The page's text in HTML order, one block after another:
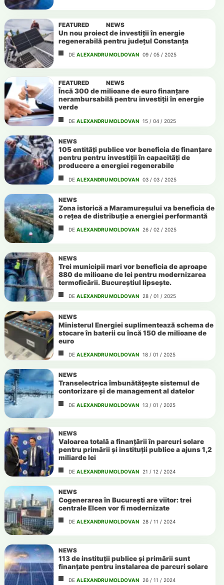
FEATURED NEWS
Un nou proiect de investiții în energie
regenerabilă pentru județul Constanța
DE ALEXANDRU MOLDOVAN 09 / 05 / 2025
FEATURED NEWS
Încă 300 de milioane de euro finanțare
nerambursabilă pentru investiții în energie
verde
DE ALEXANDRU MOLDOVAN 15 / 04 / 2025
NEWS
105 entități publice vor beneficia de finanțare
pentru pentru investiții în capacități de
producere a energiei regenerabile
DE ALEXANDRU MOLDOVAN 03 / 03 / 2025
NEWS
Zona istorică a Maramureșului va beneficia de
o rețea de distribuție a energiei performantă
DE ALEXANDRU MOLDOVAN 26 / 02 / 2025
NEWS
Trei municipii mari vor beneficia de aproape
880 de milioane de lei pentru modernizarea
termoficării. Bucureștiul lipsește.
DE ALEXANDRU MOLDOVAN 28 / 01 / 2025
NEWS
Ministerul Energiei suplimentează schema de
stocare în baterii cu încă 150 de milioane de
euro
DE ALEXANDRU MOLDOVAN 18 / 01 / 2025
NEWS
Transelectrica îmbunătățește sistemul de
contorizare și de management al datelor
DE ALEXANDRU MOLDOVAN 13 / 01 / 2025
NEWS
Valoarea totală a finanțării în parcuri solare
pentru primării și instituții publice a ajuns 1,2
miliarde lei
DE ALEXANDRU MOLDOVAN 21 / 12 / 2024
NEWS
Cogenerarea în București are viitor: trei
centrale Elcen vor fi modernizate
DE ALEXANDRU MOLDOVAN 28 / 11 / 2024
NEWS
113 de instituții publice și primării sunt
finanțate pentru instalarea de parcuri solare
DE ALEXANDRU MOLDOVAN 26 / 11 / 2024